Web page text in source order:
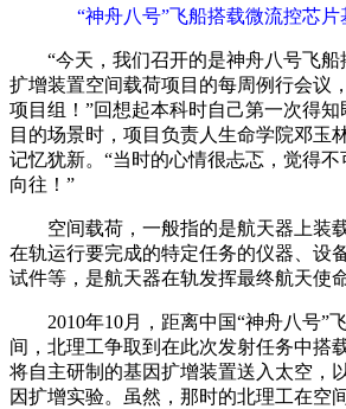
“神舟八号”飞船搭载微流控芯
“今天，我们召开的是神舟八号飞船
扩增装置空间载荷项目的每周例行会议
项目组！”回想起本科时自己第一次得
目的场景时，项目负责人生命学院邓玉
记忆犹新。“当时的心情很忐忑，觉得
向往！”
空间载荷，一般指的是航天器上装
在轨运行要完成的特定任务的仪器、设
试件等，是航天器在轨发挥最终航天使
2010年10月，距离中国“神舟八号”
间，北理工争取到在此次发射任务中
将自主研制的基因扩增装置送入太空，
因扩增实验。虽然，那时的北理工在空